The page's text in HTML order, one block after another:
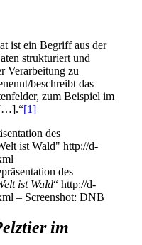
ist ein Begriff aus der
strukturiert und
Verarbeitung zu
beschreibt das
zum Beispiel im
[…].“[1]
des
ist Wald“ http://d-
– Screenshot: DNB
im